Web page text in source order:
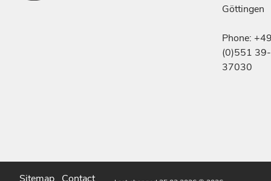
Göttingen
Phone:
(0)551 39-
37030